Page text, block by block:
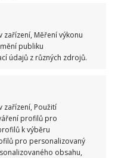
Měření výkonu
publiku
údajů z různých zdrojů.
zařízení, Použití
profilů pro
k výběru
pro personalizovaný
obsahu,
za nesprávné sekání i
i na prostředku a lokaci